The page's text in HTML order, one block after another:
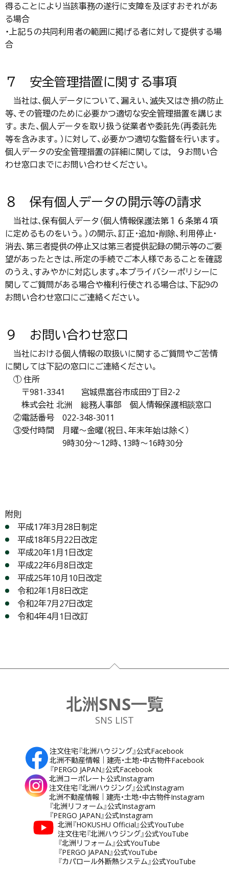
得ることにより当該事務の遂行に支障を及ぼすおそれがあ
る場合
・上記５の共同利用者の範囲に掲げる者に対して提供する場
合
７ 安全管理措置に関する事項
当社は、個人データについて、漏えい、滅失又はき損の防止
等、その管理のために必要かつ適切な安全管理措置を講じま
す。また、個人データを取り扱う従業者や委託先（再委託先
等を含みます。）に対して、必要かつ適切な監督を行います。
個人データの安全管理措置の詳細に関しては，９お問い合
わせ窓口までにお問い合わせください。
８ 保有個人データの開示等の請求
当社は､保有個人データ（個人情報保護法第１６条第４項
に定めるものをいう。）の開示、訂正･追加・削除、利用停止･
消去、第三者提供の停止又は第三者提供記録の開示等のご要
望があったときは､所定の手続でご本人様であることを確認
のうえ､すみやかに対応します｡本プライバシーポリシーに
関してご質問がある場合や権利行使される場合は､下記9の
お問い合わせ窓口にご連絡ください｡
９ お問い合わせ窓口
当社における個人情報の取扱いに関するご質問やご苦情
に関しては下記の窓口にご連絡ください。
① 住所
〒981-3341 宮城県富谷市成田9丁目2-2
株式会社 北洲 総務人事部 個人情報保護相談窓口
②電話番号 022-348-3011
③受付時間 月曜～金曜（祝日、年末年始は除く）
9時30分～12時、13時～16時30分
附則
平成17年3月28日制定
平成18年5月22日改定
平成20年1月1日改定
平成22年6月8日改定
平成25年10月10日改定
令和2年1月8日改定
令和2年7月27日改定
令和4年4月1日改訂
フッター
北洲SNS一覧
SNS LIST
注文住宅『北洲ハウジング』公式Facebook
北洲不動産情報｜建売・土地・中古物件Facebook
『PERGO JAPAN』公式Facebook
北洲コーポレート公式Instagram
注文住宅『北洲ハウジング』公式Instagram
北洲不動産情報｜建売・土地・中古物件Instagram
『北洲リフォーム』公式Instagram
『PERGO JAPAN』公式Instagram
北洲『HOKUSHU Official』公式YouTube
注文住宅『北洲ハウジング』公式YouTube
『北洲リフォーム』公式YouTube
『PERGO JAPAN』公式YouTube
『カパロール外断熱システム』公式YouTube